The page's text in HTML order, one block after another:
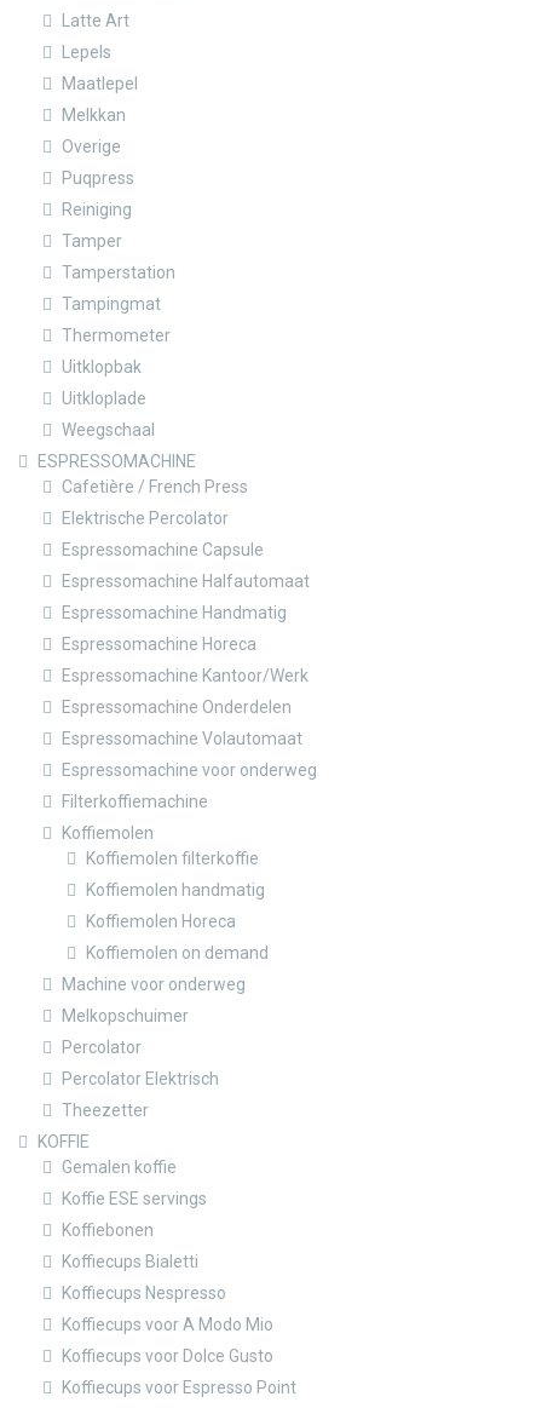
Latte Art
Lepels
Maatlepel
Melkkan
Overige
Puqpress
Reiniging
Tamper
Tamperstation
Tampingmat
Thermometer
Uitklopbak
Uitkloplade
Weegschaal
ESPRESSOMACHINE
Cafetière / French Press
Elektrische Percolator
Espressomachine Capsule
Espressomachine Halfautomaat
Espressomachine Handmatig
Espressomachine Horeca
Espressomachine Kantoor/Werk
Espressomachine Onderdelen
Espressomachine Volautomaat
Espressomachine voor onderweg
Filterkoffiemachine
Koffiemolen
Koffiemolen filterkoffie
Koffiemolen handmatig
Koffiemolen Horeca
Koffiemolen on demand
Machine voor onderweg
Melkopschuimer
Percolator
Percolator Elektrisch
Theezetter
KOFFIE
Gemalen koffie
Koffie ESE servings
Koffiebonen
Koffiecups Bialetti
Koffiecups Nespresso
Koffiecups voor A Modo Mio
Koffiecups voor Dolce Gusto
Koffiecups voor Espresso Point